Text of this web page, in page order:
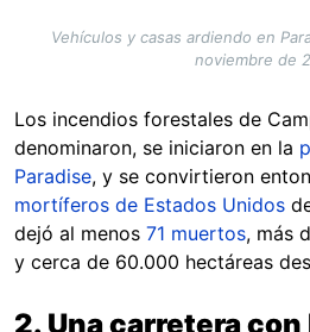
Vehículos y casas ardiendo en
noviembre de
Los incendios forestales de
denominaron, se iniciaron en la
Paradise, y se convirtieron
mortíferos de Estados Unidos
dejó al menos 71 muertos, más
y cerca de 60.000 hectáreas
2. Una carretera con